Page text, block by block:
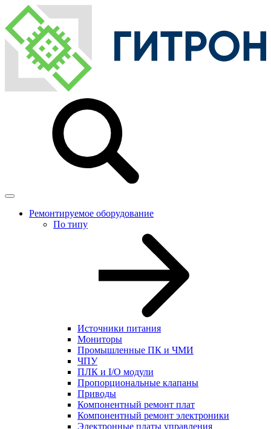
Ремонтируемое оборудование
По типу
Источники питания
Мониторы
Промышленные ПК и ЧМИ
ЧПУ
ПЛК и I/O модули
Пропорциональные клапаны
Приводы
Компонентный ремонт плат
Компонентный ремонт электроники
Электронные платы управления